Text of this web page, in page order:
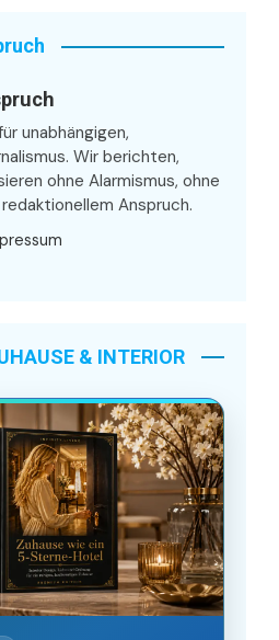
unabhängigen,
Wir berichten,
ohne Alarmismus, ohne
Anspruch.
& INTERIOR